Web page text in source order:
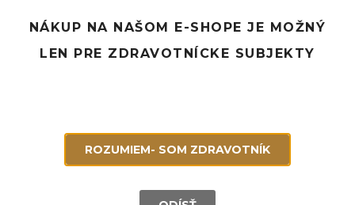
NÁKUP NA NAŠOM E-SHOPE JE MOŽNÝ
LEN PRE ZDRAVOTNÍCKE SUBJEKTY
ROZUMIEM- SOM ZDRAVOTNÍK